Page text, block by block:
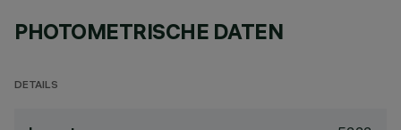
PHOTOMETRISCHE DATEN
DETAILS